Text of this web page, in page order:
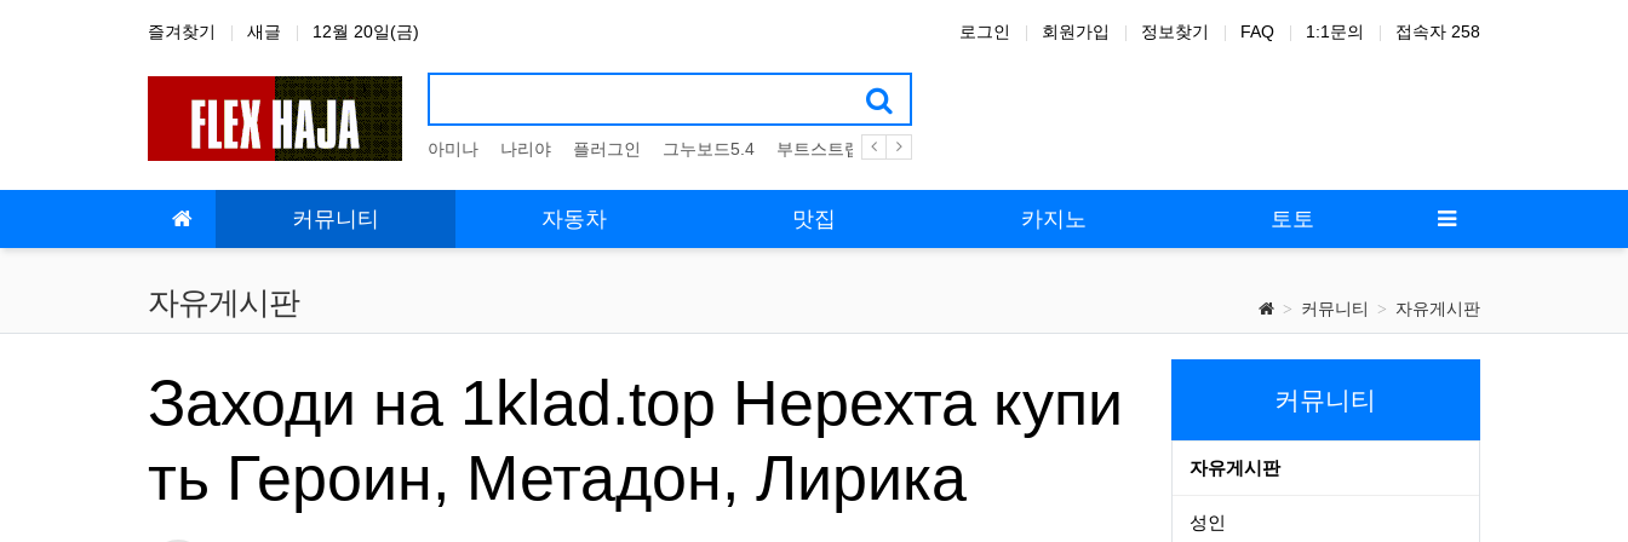
즐겨찾기 새글 12월 20일(금) 로그인 회원가입 정보찾기 FAQ 1:1문의 접속자 258
아미나 나리야 플러그인 그누보드5.4 부트스트랩4 테마
커뮤니티 자동차 맛집 카지노 토토
자유게시판 커뮤니티 자유게시판
Заходи на 1klad.top Нерехта купи
ть Героин, Метадон, Лирика
커뮤니티
자유게시판
성인